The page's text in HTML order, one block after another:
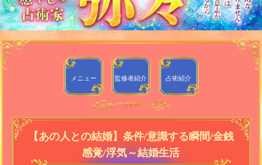
メニュー 監修者紹介 占術紹介
【あの人との結婚】条件/意識する瞬間/金銭
感覚/浮気～結婚生活